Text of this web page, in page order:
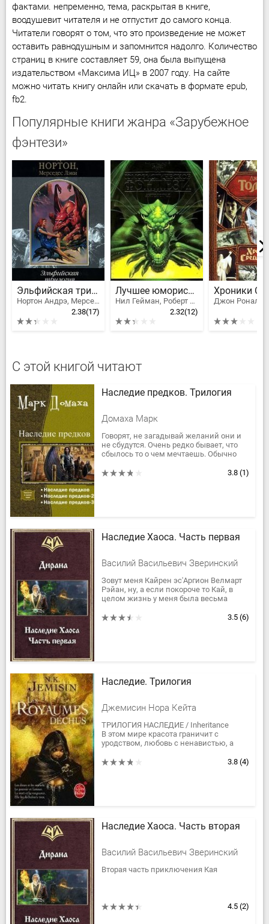
фактами. непременно, тема, раскрытая в книге,
воодушевит читателя и не отпустит до самого конца.
Читатели говорят о том, что это произведение не может
оставить равнодушным и запомнится надолго. Количество
страниц в книге составляет 59, она была выпущена
издательством «Максима ИЦ» в 2007 году. На сайте
можно читать книгу онлайн или скачать в формате epub,
fb2.
Популярные книги жанра «Зарубежное
фэнтези»
Эльфийская трилогия
Нортон Андрэ, Мерседес Лаки
2.38(17)
Лучшее юмористическое фэнтези. Антология
Нил Гейман, Роберт Шекли, Андерсон Пол Уильям, Робертс Адам, Диксон Гордон Руперт, Гуларт Рон, Пол Ди Филиппо, Хьюз Рис, Лэнгфорд Дэвид, Баллантайн Тони, Фриснер Эстер М., Холт Том, Гарднер Крэг Шоу, Дженнингс Гэри, Пайри Стивен, Лонг Лэрд, Лой Роберт, Бродерик Дэмиен, Ричардсон Морис, Редвуд Стив, Браун Молли, Армстронг Энтони, Геренсер Том, Андерсон Гейл-Нина, Роллинс Грей, Вард Синтия, Тодд Мэрилин, Эпплтон Эверард Джек, Морресси Джон, Стоктон Фрэнк Ричард
2.32(12)
С этой книгой читают
Наследие предков. Трилогия
Домаха Марк
Говорят, не загадывай желаний они и
не сбудутся. Очень редко бывает, что
сбылось то о чем мечтаешь. Обычно
так как хотелось, вроде бы и...
3.8 (1)
Наследие Хаоса. Часть первая
Василий Васильевич Зверинский
Зовут меня Кайрен эс'Аргион Велмарт
Рэйан, ну, а если покороче то Кай, в
целом жизнь у меня была весьма
меня не выкинуло случайным...
3.5 (6)
Наследие. Трилогия
Джемисин Нора Кейта
ТРИЛОГИЯ НАСЛЕДИЕ / Inheritance
В этом мире красота граничит с
уродством, любовь с ненавистью, а
возносится прекрасный, воздушный...
3.8 (4)
Наследие Хаоса. Часть вторая
Василий Васильевич Зверинский
Вторая часть приключения Кая
4.5 (2)